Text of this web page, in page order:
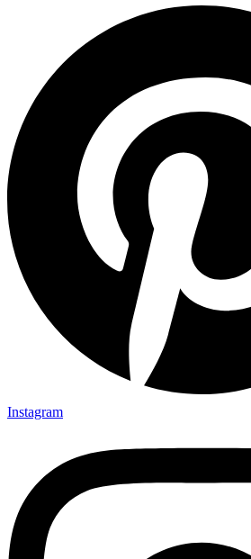
Instagram